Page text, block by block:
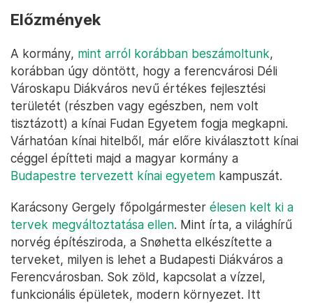
Előzmények
A kormány, mint arról korábban beszámoltunk,
korábban úgy döntött, hogy a ferencvárosi Déli
Városkapu Diákváros nevű értékes fejlesztési
területét (részben vagy egészben, nem volt
tisztázott) a kínai Fudan Egyetem fogja megkapni.
Várhatóan kínai hitelből, már előre kiválasztott kínai
céggel építteti majd a magyar kormány a
Budapestre tervezett kínai egyetem kampuszát.
Karácsony Gergely főpolgármester élesen kelt ki a
tervek megváltoztatása ellen. Mint írta, a világhírű
norvég építésziroda, a Snøhetta elkészítette a
terveket, milyen is lehet a Budapesti Diákváros a
Ferencvárosban. Sok zöld, kapcsolat a vízzel,
funkcionális épületek, modern környezet. Itt